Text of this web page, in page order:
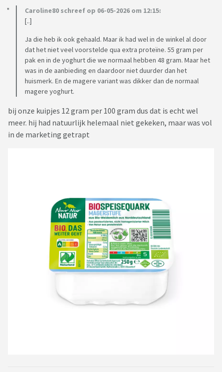
Caroline80 schreef op 06-05-2026 om 12:15:
[..]
Ja die heb ik ook gehaald. Maar ik had wel in de winkel al door
dat het niet veel voorstelde qua extra proteïne. 55 gram per
pak en in de yoghurt die we normaal hebben 48 gram. Maar het
was in de aanbieding en daardoor niet duurder dan het
huismerk. En de magere variant was dikker dan de normaal
magere yoghurt.
bij onze kuipjes 12 gram per 100 gram dus dat is echt wel
meer. hij had natuurlijk helemaal niet gekeken, maar was vol
in de marketing getrapt